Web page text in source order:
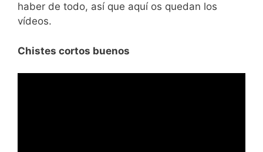
haber de todo, así que aquí os quedan los
vídeos.
Chistes cortos buenos